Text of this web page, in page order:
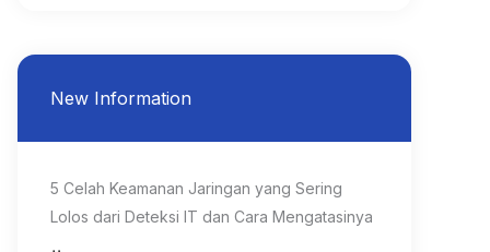
New Information
5 Celah Keamanan Jaringan yang Sering
Lolos dari Deteksi IT dan Cara Mengatasinya